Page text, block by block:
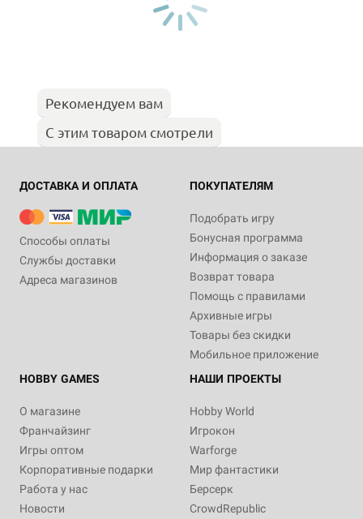
Рекомендуем вам
С этим товаром смотрели
ДОСТАВКА И ОПЛАТА
Способы оплаты
Службы доставки
Адреса магазинов
ПОКУПАТЕЛЯМ
Подобрать игру
Бонусная программа
Информация о заказе
Возврат товара
Помощь с правилами
Архивные игры
Товары без скидки
Мобильное приложение
HOBBY GAMES
О магазине
Франчайзинг
Игры оптом
Корпоративные подарки
Работа у нас
Новости
НАШИ ПРОЕКТЫ
Hobby World
Игрокон
Warforge
Мир фантастики
Берсерк
CrowdRepublic